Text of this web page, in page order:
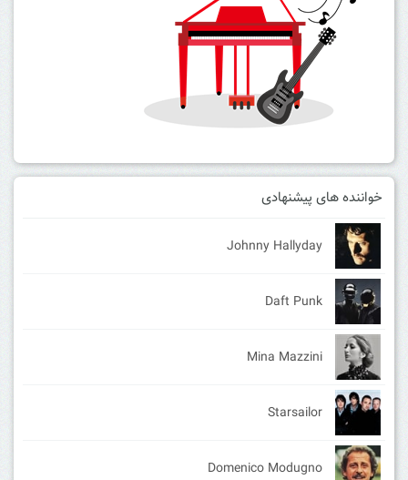
خواننده های پیشنهادی
Johnny Hallyday
Daft Punk
Mina Mazzini
Starsailor
Domenico Modugno